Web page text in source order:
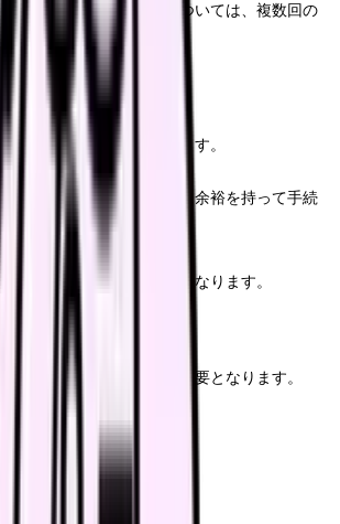
算や研修時間数の集計については、複数回の
された方法に従って行います。
る場合があるため、期限に余裕を持って手続
請書類と共に保管が必要となります。
対応
いくつかの重要な対応が必要となります。
しておきましょう。